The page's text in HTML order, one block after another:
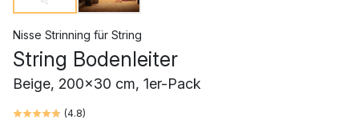
Nisse Strinning für String
String Bodenleiter
Beige, 200x30 cm, 1er-Pack
(4.8)